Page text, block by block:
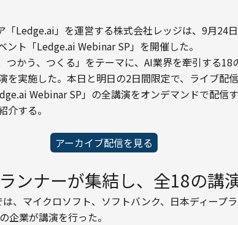
「Ledge.ai」を運営する株式会社レッジは、9月24
ント「Ledge.ai Webinar SP」を開催した。
つかう、つくる」をテーマに、AI業界を牽引する18
を実施した。本日と明日の2日間限定で、ライブ配
Webinar SP」の全講演をオンデマンドで配信
介する。
アーカイブ配信を見る
ンナーが集結し、全18の講
は、マイクロソフト、ソフトバンク、日本ディープ
企業が講演を行った。